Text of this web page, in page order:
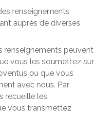
renseignements
auprès de diverses
renseignements peuvent
vous les soumettez sur
ou que vous
avec nous. Par
recueille les
vous transmettez